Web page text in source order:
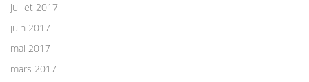
juillet 2017
juin 2017
mai 2017
mars 2017